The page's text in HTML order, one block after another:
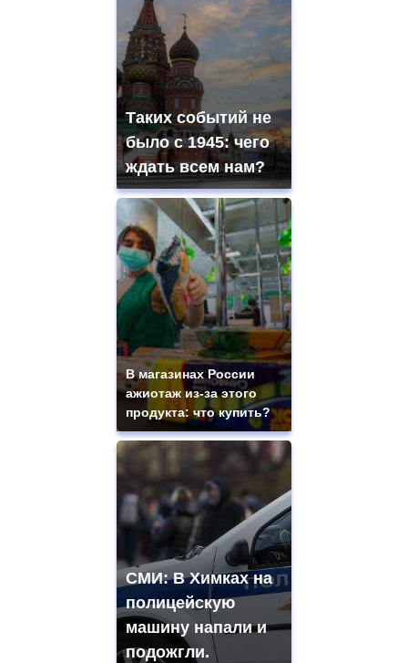
Таких событий не
было с 1945: чего
ждать всем нам?
В магазинах России
ажиотаж из-за этого
продукта: что купить?
СМИ: В Химках на
полицейскую
машину напали и
подожгли.